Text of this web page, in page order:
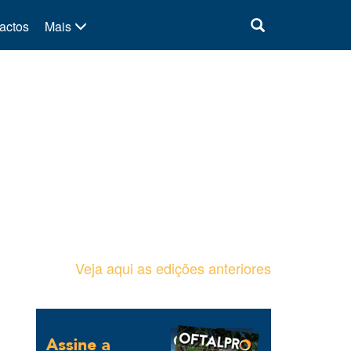
Mais
Veja aqui as edições anteriores